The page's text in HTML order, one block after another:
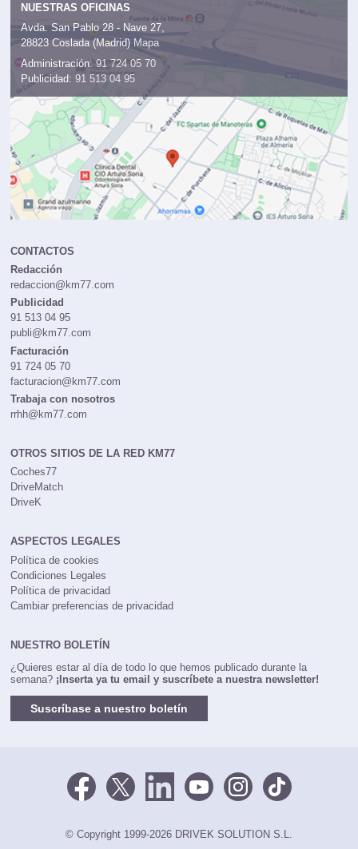
NUESTRAS OFICINAS
Avda. San Pablo 28 - Nave 27,
28823 Coslada (Madrid) Mapa
Administración: 91 724 05 70
Publicidad: 91 513 04 95
CONTACTOS
Redacción
redaccion@km77.com
Publicidad
91 513 04 95
publi@km77.com
Facturación
91 724 05 70
facturacion@km77.com
Trabaja con nosotros
rrhh@km77.com
OTROS SITIOS DE LA RED KM77
Coches77
DriveMatch
DriveK
ASPECTOS LEGALES
Política de cookies
Condiciones Legales
Política de privacidad
Cambiar preferencias de privacidad
NUESTRO BOLETÍN
¿Quieres estar al día de todo lo que hemos publicado durante la
semana? ¡Inserta ya tu email y suscríbete a nuestra newsletter!
Suscríbase a nuestro boletín
© Copyright 1999-2026 DRIVEK SOLUTION S.L.